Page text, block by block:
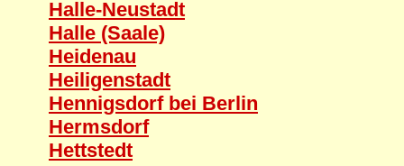
Halle-Neustadt
Halle (Saale)
Heidenau
Heiligenstadt
Hennigsdorf bei Berlin
Hermsdorf
Hettstedt